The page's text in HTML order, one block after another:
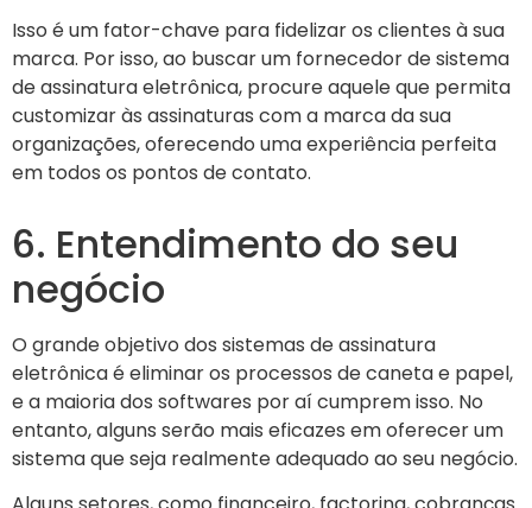
Isso é um fator-chave para fidelizar os clientes à sua
marca. Por isso, ao buscar um fornecedor de sistema
de assinatura eletrônica, procure aquele que permita
customizar às assinaturas com a marca da sua
organizações, oferecendo uma experiência perfeita
em todos os pontos de contato.
6. Entendimento do seu
negócio
O grande objetivo dos sistemas de assinatura
eletrônica é eliminar os processos de caneta e papel,
e a maioria dos softwares por aí cumprem isso. No
entanto, alguns serão mais eficazes em oferecer um
sistema que seja realmente adequado ao seu negócio.